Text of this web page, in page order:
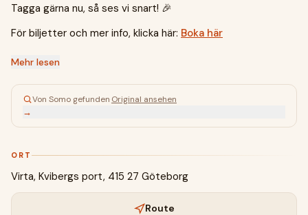
Tagga gärna nu, så ses vi snart! 🎉
För biljetter och mer info, klicka här: Boka här
Mehr lesen
Von Somo gefunden Original ansehen
→
ORT
Virta, Kvibergs port, 415 27 Göteborg
Route